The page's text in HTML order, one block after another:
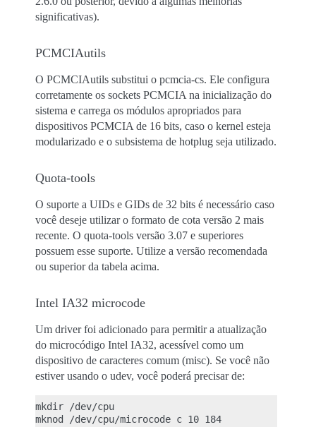
significativas).
PCMCIAutils
O PCMCIAutils substitui o pcmcia-cs. Ele configura
corretamente os sockets PCMCIA na inicialização do
sistema e carrega os módulos apropriados para
dispositivos PCMCIA de 16 bits, caso o kernel esteja
modularizado e o subsistema de hotplug seja utilizado.
Quota-tools
O suporte a UIDs e GIDs de 32 bits é necessário caso
você deseje utilizar o formato de cota versão 2 mais
recente. O quota-tools versão 3.07 e superiores
possuem esse suporte. Utilize a versão recomendada
ou superior da tabela acima.
Intel IA32 microcode
Um driver foi adicionado para permitir a atualização
do microcódigo Intel IA32, acessível como um
dispositivo de caracteres comum (misc). Se você não
estiver usando o udev, você poderá precisar de:
mkdir /dev/cpu
mknod /dev/cpu/microcode c 10 184